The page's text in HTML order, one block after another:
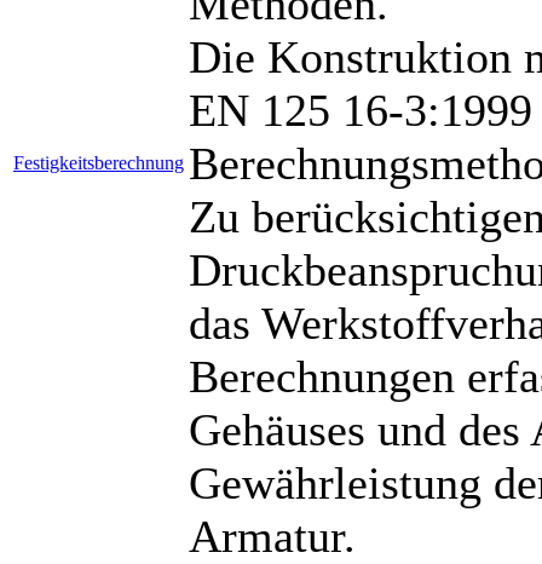
Festigkeitsberechnung
Die Konstruktion
EN 125 16-
Zu
das
Berechnungen
Gehäuses und
Gewährleistung
Armatur.